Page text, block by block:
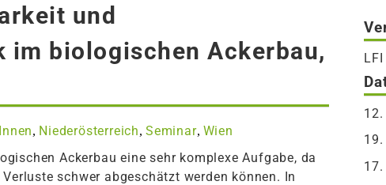
und
im biologischen Ackerbau,
, Niederösterreich,Seminar, Wien
Ackerbau eine sehr komplexe Aufgabe, da
schwer abgeschätzt werden können. In